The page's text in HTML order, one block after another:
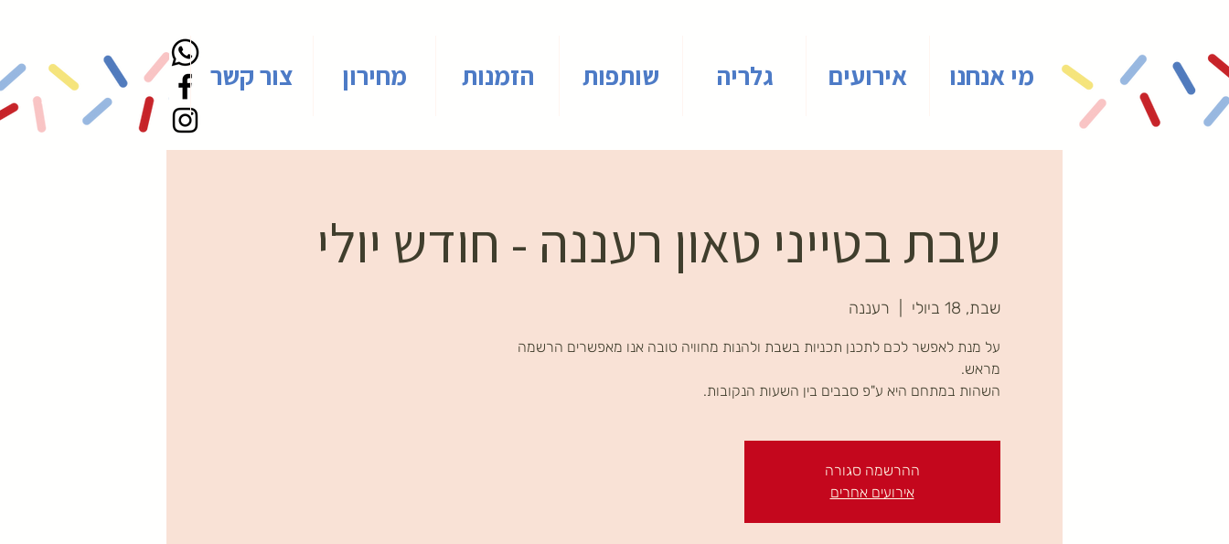
מי אנחנו אירועים גלריה שותפות הזמנות מחירון צור קשר
שבת בטייני טאון רעננה - חודש יולי
שבת, 18 ביולי רעננה
על מנת לאפשר לכם לתכנן תכניות בשבת ולהנות מחוויה טובה אנו מאפשרים הרשמה
השהות במתחם היא ע"פ סבבים בין השעות הנקובות.
ההרשמה סגורה
אירועים אחרים